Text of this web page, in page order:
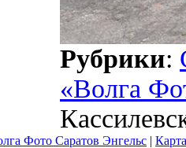
Рубрики:
«Волга
Фото Саратов Энгельс |